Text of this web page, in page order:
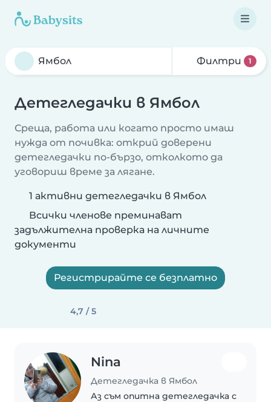
Филтри 1
Детегледачки в Ямбол
Среща, работа или когато просто имаш
нужда от почивка: открий доверени
детегледачки по-бързо, отколкото да
уговориш време за лягане.
1 активни детегледачки в Ямбол
Всички членове преминават
задължителна проверка на личните
документи
Регистрирайте се безплатно
4,7 / 5
Nina
Детегледачка в Ямбол
Аз съм опитна детегледачка с